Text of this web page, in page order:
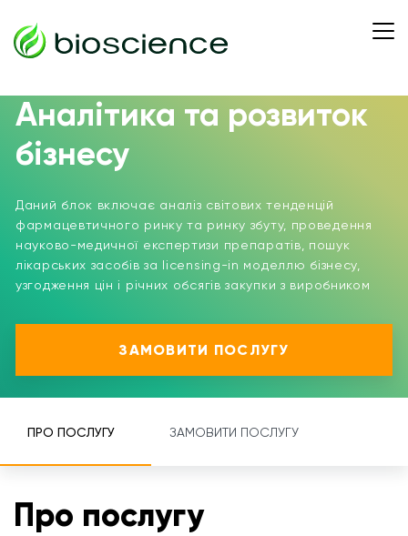
Аналітика та розвиток
бізнесу
Даний блок включає аналіз світових тенденцій
фармацевтичного ринку та ринку збуту, проведення
науково-медичної експертизи препаратів, пошук
лікарських засобів за licensing-in моделлю бізнесу,
узгодження цін і річних обсягів закупки з виробником
ЗАМОВИТИ ПОСЛУГУ
ПРО ПОСЛУГУ ЗАМОВИТИ ПОСЛУГУ
Про послугу